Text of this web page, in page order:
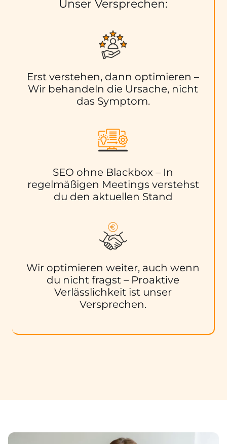
Unser Versprechen:
Erst verstehen, dann optimieren –
Wir behandeln die Ursache, nicht
das Symptom.
SEO ohne Blackbox – In
regelmäßigen Meetings verstehst
du den aktuellen Stand
Wir optimieren weiter, auch wenn
du nicht fragst – Proaktive
Verlässlichkeit ist unser
Versprechen.